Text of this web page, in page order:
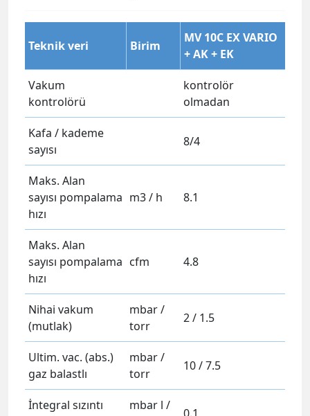
Teknik veri Birim
MV 10C EX VARIO
+ AK + EK
Vakum
kontrolörü
kontrolör
olmadan
Kafa / kademe
sayısı
8/4
Maks. Alan
sayısı pompalama
hızı
m3 / h 8.1
Maks. Alan
sayısı pompalama
hızı
cfm 4.8
Nihai vakum
(mutlak)
mbar /
torr
2 / 1.5
Ultim. vac. (abs.)
gaz balastlı
mbar /
torr
10 / 7.5
İntegral sızıntı
mbar l /